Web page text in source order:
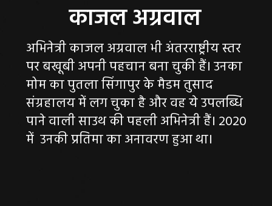
काजल अग्रवाल
अभिनेत्री काजल अग्रवाल भी अंतरराष्ट्रीय स्तर
पर बखूबी अपनी पहचान बना चुकी हैं। उनका
मोम का पुतला सिंगापुर के मैडम तुसाद
संग्रहालय में लग चुका है और वह ये उपलब्धि
पाने वाली साउथ की पहली अभिनेत्री हैं। 2020